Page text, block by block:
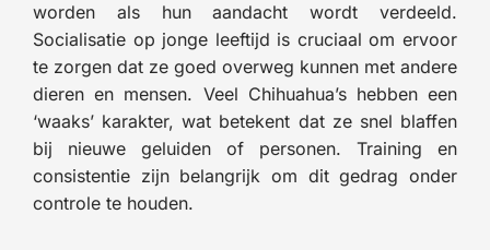
worden als hun aandacht wordt verdeeld.
Socialisatie op jonge leeftijd is cruciaal om ervoor
te zorgen dat ze goed overweg kunnen met andere
dieren en mensen. Veel Chihuahua’s hebben een
‘waaks’ karakter, wat betekent dat ze snel blaffen
bij nieuwe geluiden of personen. Training en
consistentie zijn belangrijk om dit gedrag onder
controle te houden.